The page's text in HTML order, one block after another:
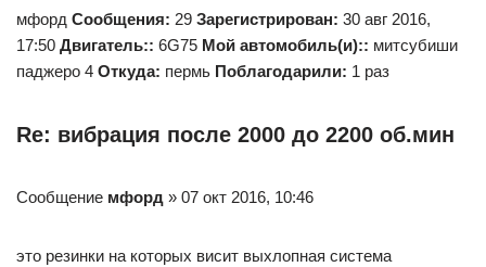
мфорд Сообщения: 29 Зарегистрирован: 30 авг 2016,
17:50 Двигатель:: 6G75 Мой автомобиль(и):: митсубиши
паджеро 4 Откуда: пермь Поблагодарили: 1 раз
Re: вибрация после 2000 до 2200 об.мин
Сообщение мфорд » 07 окт 2016, 10:46
это резинки на которых висит выхлопная система